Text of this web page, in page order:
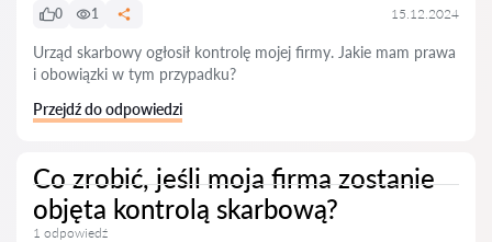
0
1 15.12.2024
Urząd skarbowy ogłosił kontrolę mojej firmy. Jakie mam prawa
i obowiązki w tym przypadku?
Przejdź do odpowiedzi
Co zrobić, jeśli moja firma zostanie
objęta kontrolą skarbową?
1 odpowiedź